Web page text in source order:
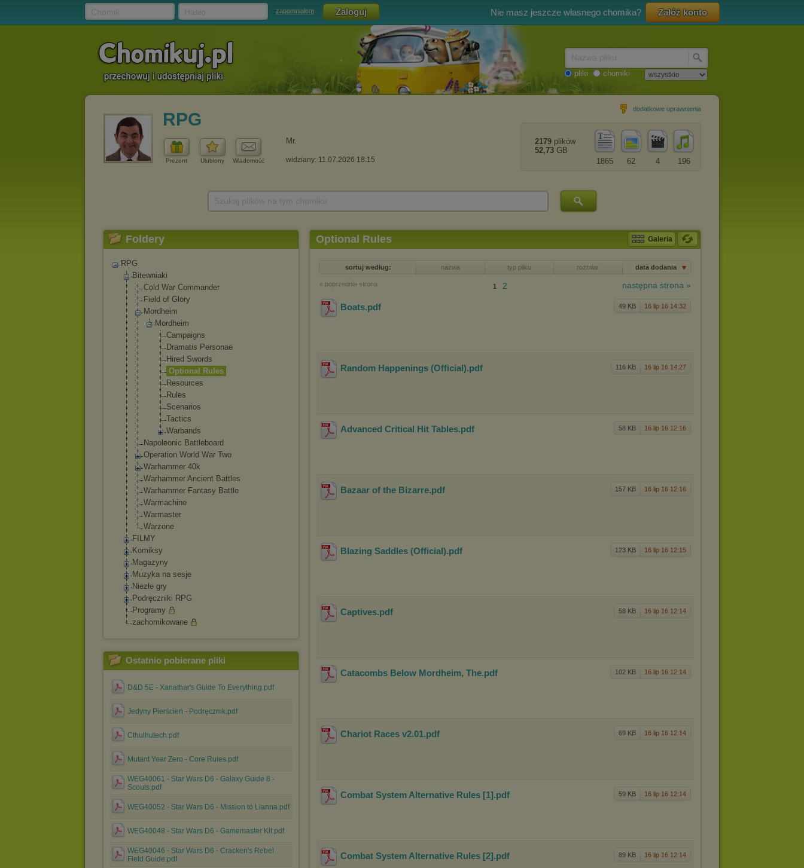
zapomniałem Nie masz jeszcze własnego chomika? Załóż konto
pliki chomiki
RPG
Prezent Ulubiony Wiadomość
Mr.
widziany: 11.07.2026 18:15
dodatkowe uprawnienia
196
4
62
1865
2179 plików
52,73 GB
Foldery
RPG
Bitewniaki
Cold War Commander
Field of Glory
Mordheim
Mordheim
Campaigns
Dramatis Personae
Hired Swords
Optional Rules
Resources
Rules
Scenarios
Tactics
Warbands
Napoleonic Battleboard
Operation World War Two
Warhammer 40k
Warhammer Ancient Battles
Warhammer Fantasy Battle
Warmachine
Warmaster
Warzone
FILMY
Komiksy
Magazyny
Muzyka na sesje
Niezłe gry
Podręczniki RPG
Programy
zachomikowane
Ostatnio pobierane pliki
D&D 5E - Xanathar's Guide To Everything.pdf
Jedyny Pierścień - Podręcznik.pdf
Cthulhutech.pdf
Mutant Year Zero - Core Rules.pdf
WEG40061 - Star Wars D6 - Galaxy Guide 8 -
Scouts.pdf
WEG40052 - Star Wars D6 - Mission to Lianna.pdf
WEG40048 - Star Wars D6 - Gamemaster Kit.pdf
WEG40046 - Star Wars D6 - Cracken's Rebel
Field Guide.pdf
Optional Rules Galeria
sortuj według: nazwa typ pliku rozmiar data dodania
« poprzednia strona następna strona »
1 2
49 KB 16 lip 16 14:32
Boats.pdf
116 KB 16 lip 16 14:27
Random Happenings (Official).pdf
58 KB 16 lip 16 12:16
Advanced Critical Hit Tables.pdf
157 KB 16 lip 16 12:16
Bazaar of the Bizarre.pdf
123 KB 16 lip 16 12:15
Blazing Saddles (Official).pdf
58 KB 16 lip 16 12:14
Captives.pdf
102 KB 16 lip 16 12:14
Catacombs Below Mordheim, The.pdf
69 KB 16 lip 16 12:14
Chariot Races v2.01.pdf
59 KB 16 lip 16 12:14
Combat System Alternative Rules [1] .pdf
89 KB 16 lip 16 12:14
Combat System Alternative Rules [2] .pdf